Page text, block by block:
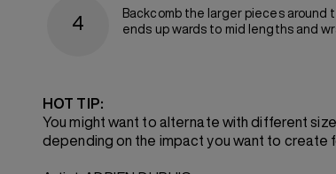
Backcomb the larger pieces around
ends up wards to mid lengths and
HOT TIP:
You might want to alternate with different
depending on the impact you want to create